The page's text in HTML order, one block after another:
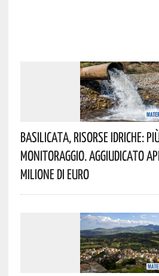
Basilicata, Risorse Idriche:
Monitoraggio. Aggiudicato
Milione Di Euro